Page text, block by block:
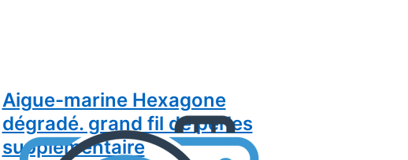
Aigue-marine Hexagone
dégradé. grand fil de perles
supplémentaire